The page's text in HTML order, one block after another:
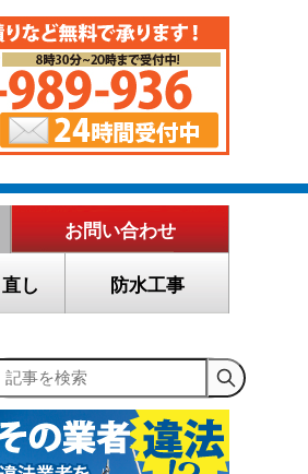
お問い合わせ
し 防水工事
記事を検索